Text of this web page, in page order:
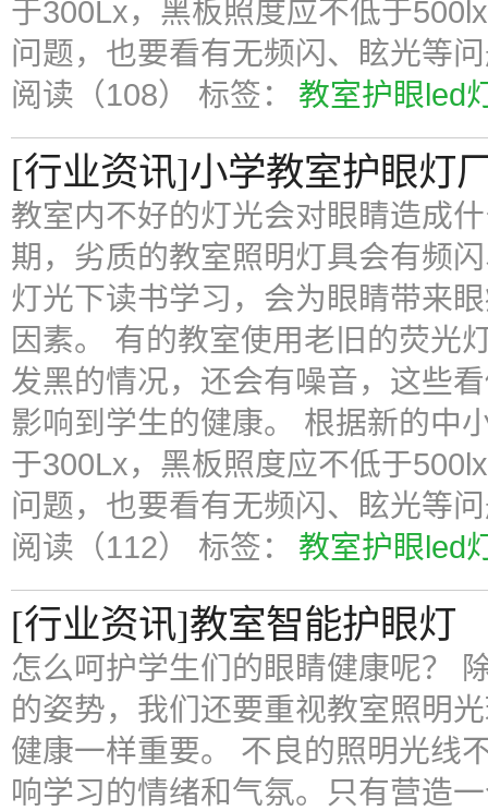
于300Lx，黑板照度应不低于
问题，也要看有无频闪、眩光等
阅读（108） 标签： 教室护眼led
[行业资讯]小学教室护眼灯
教室内不好的灯光会对眼睛造成
期，劣质的教室照明灯具会有频
灯光下读书学习，会为眼睛带来
因素。 有的教室使用老旧的荧光
发黑的情况，还会有噪音，这些
影响到学生的健康。 根据新的中
于300Lx，黑板照度应不低于
问题，也要看有无频闪、眩光等
阅读（112） 标签： 教室护眼led
[行业资讯]教室智能护眼灯
怎么呵护学生们的眼睛健康呢？
的姿势，我们还要重视教室照明
健康一样重要。 不良的照明光线
响学习的情绪和气氛。只有营造